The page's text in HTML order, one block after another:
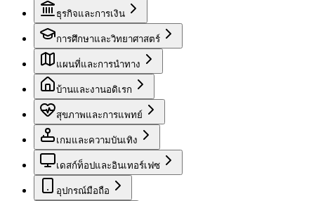
ธุรกิจและการเงิน
การศึกษาและวิทยาศาสตร์
แผนที่และการนำทาง
บ้านและงานอดิเรก
สุขภาพและการแพทย์
เกมและความบันเทิง
เดสก์ท็อปและอินเทอร์เฟซ
อุปกรณ์มือถือ